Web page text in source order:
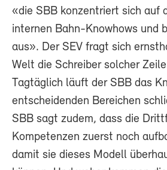
«die SBB konzentriert sich auf
internen Bahn-Knowhows und
aus». Der SEV fragt sich
Welt die Schreiber solcher
Tagtäglich läuft der SBB das
entscheidenden Bereichen
SBB sagt zudem, dass die
Kompetenzen zuerst noch
damit sie dieses Modell